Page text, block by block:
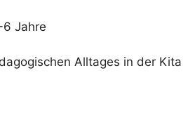
Jahre
Alltages in der Kita